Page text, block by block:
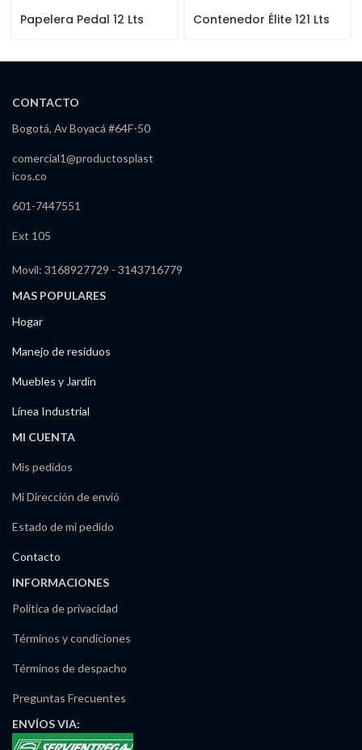
Papelera Pedal 12 Lts
Contenedor Élite 121 Lts
CONTACTO
Bogotá, Av Boyacá #64F-50
comercial1@productosplast
icos.co
601-7447551
Ext 105
Movil: 3168927729 - 3143716779
MAS POPULARES
Hogar
Manejo de residuos
Muebles y Jardín
Línea Industrial
MI CUENTA
Mis pedidos
Mi Dirección de envió
Estado de mi pedido
Contacto
INFORMACIONES
Política de privacidad
Términos y condiciones
Términos de despacho
Preguntas Frecuentes
ENVÍOSVIA: